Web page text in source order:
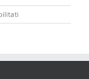
TOLENTINO